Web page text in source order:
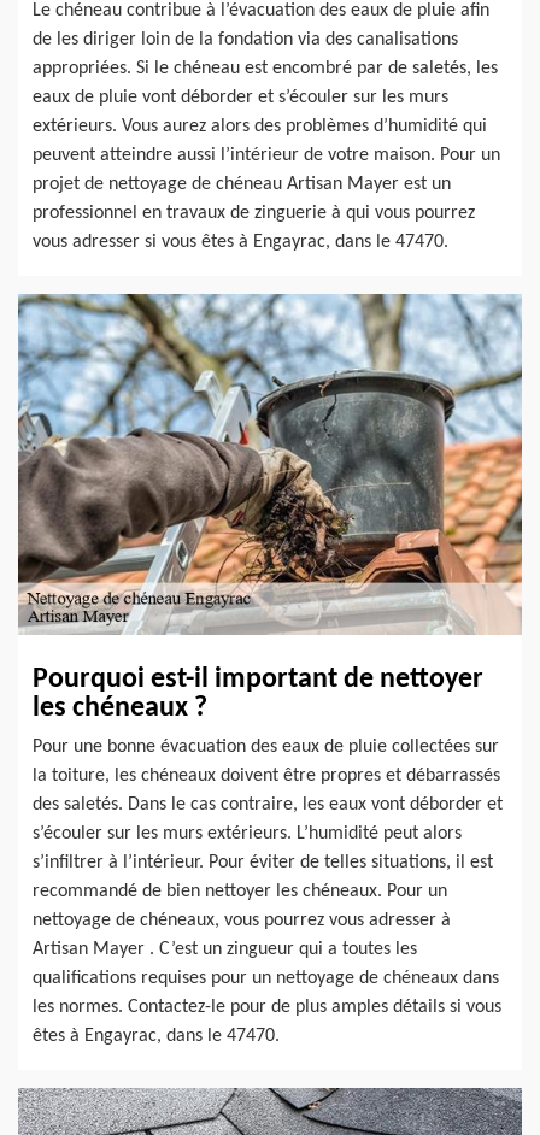
Le chéneau contribue à l’évacuation des eaux de pluie afin
de les diriger loin de la fondation via des canalisations
appropriées. Si le chéneau est encombré par de saletés, les
eaux de pluie vont déborder et s’écouler sur les murs
extérieurs. Vous aurez alors des problèmes d’humidité qui
peuvent atteindre aussi l’intérieur de votre maison. Pour un
projet de nettoyage de chéneau Artisan Mayer est un
professionnel en travaux de zinguerie à qui vous pourrez
vous adresser si vous êtes à Engayrac, dans le 47470.
Pourquoi est-il important de nettoyer
les chéneaux ?
Pour une bonne évacuation des eaux de pluie collectées sur
la toiture, les chéneaux doivent être propres et débarrassés
des saletés. Dans le cas contraire, les eaux vont déborder et
s’écouler sur les murs extérieurs. L’humidité peut alors
s’infiltrer à l’intérieur. Pour éviter de telles situations, il est
recommandé de bien nettoyer les chéneaux. Pour un
nettoyage de chéneaux, vous pourrez vous adresser à
Artisan Mayer . C’est un zingueur qui a toutes les
qualifications requises pour un nettoyage de chéneaux dans
les normes. Contactez-le pour de plus amples détails si vous
êtes à Engayrac, dans le 47470.